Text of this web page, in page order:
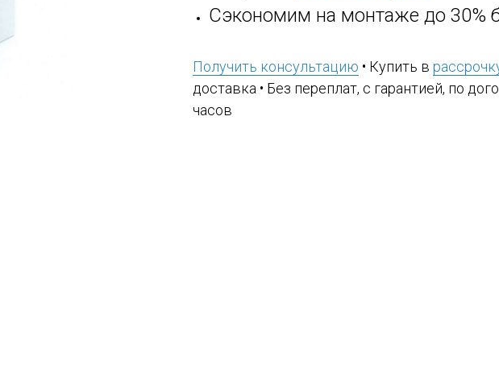
Сэкономим на монтаже до 30%
Получить консультацию • Купить в
доставка • Без переплат, с гарантией, по
часов